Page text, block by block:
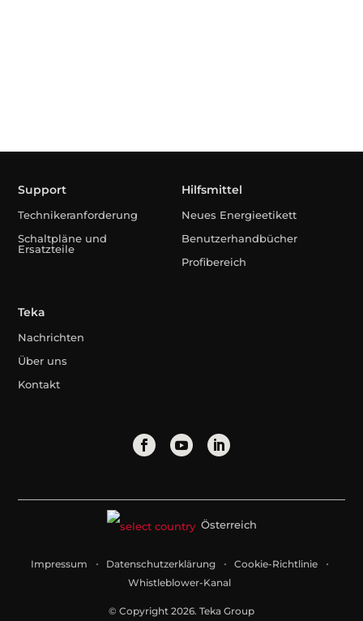
Support
Technikeranforderung
Schaltpläne und
Ersatzteile
Hilfsmittel
Neues Energieetikett
Benutzerhandbücher
Profibereich
Teka
Nachrichten
Über uns
Kontakt
Österreich
Impressum Datenschutzerklärung
Cookie-Richtlinie
Whistleblower-Kanal
© Copyright 2026. Teka Group